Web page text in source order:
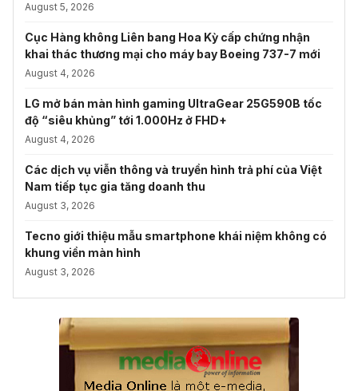
August 5, 2026
Cục Hàng không Liên bang Hoa Kỳ cấp chứng nhận
khai thác thương mại cho máy bay Boeing 737-7 mới
August 4, 2026
LG mở bán màn hình gaming UltraGear 25G590B tốc
độ “siêu khủng” tới 1.000Hz ở FHD+
August 4, 2026
Các dịch vụ viễn thông và truyền hình trả phí của Việt
Nam tiếp tục gia tăng doanh thu
August 3, 2026
Tecno giới thiệu mẫu smartphone khái niệm không có
khung viền màn hình
August 3, 2026